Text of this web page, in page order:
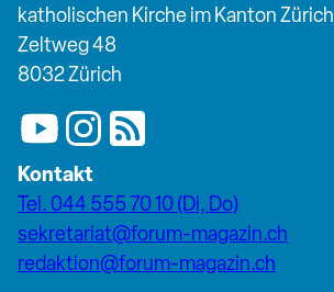
katholischen Kirche im Kanton Zürich
Zeltweg 48
8032 Zürich
Kontakt
Tel. 044 555 70 10 (Di, Do)
sekretariat@forum-magazin.ch
redaktion@forum-magazin.ch